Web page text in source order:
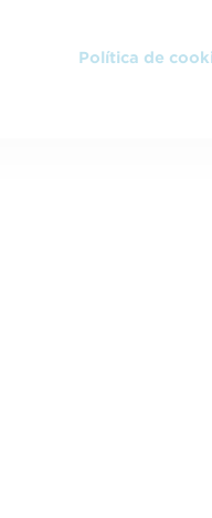
Política de